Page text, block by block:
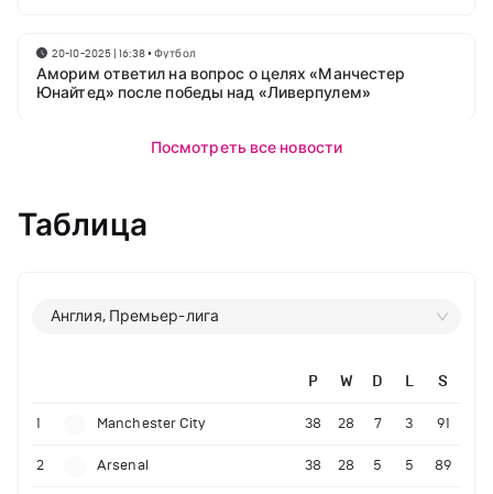
20-10-2025 | 16:38•Футбол
Аморим ответил на вопрос о целях «Манчестер
Юнайтед» после победы над «Ливерпулем»
Посмотреть все новости
Таблица
Англия, Премьер-лига
P W D L S
1 Manchester City 38 28 7 3 91
2 Arsenal 38 28 5 5 89